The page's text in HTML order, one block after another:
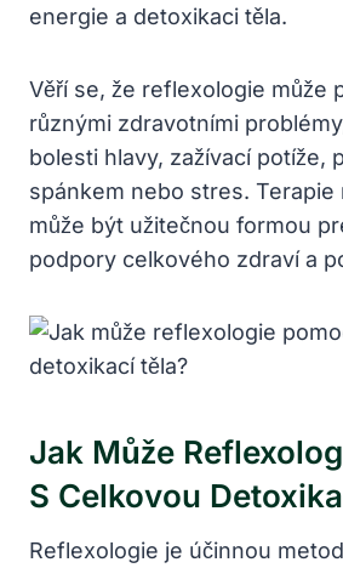
energie a detoxikaci těla.
Věří se, že reflexologie může
různými zdravotními
bolesti hlavy, zažívací potíže,
spánkem nebo stres. Terapie
může být užitečnou formou
podpory celkového zdraví a
Jak Může
S Celkovou
Reflexologie je účinnou